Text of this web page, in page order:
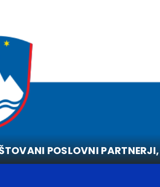
POSLOVNI PARTNERJI,